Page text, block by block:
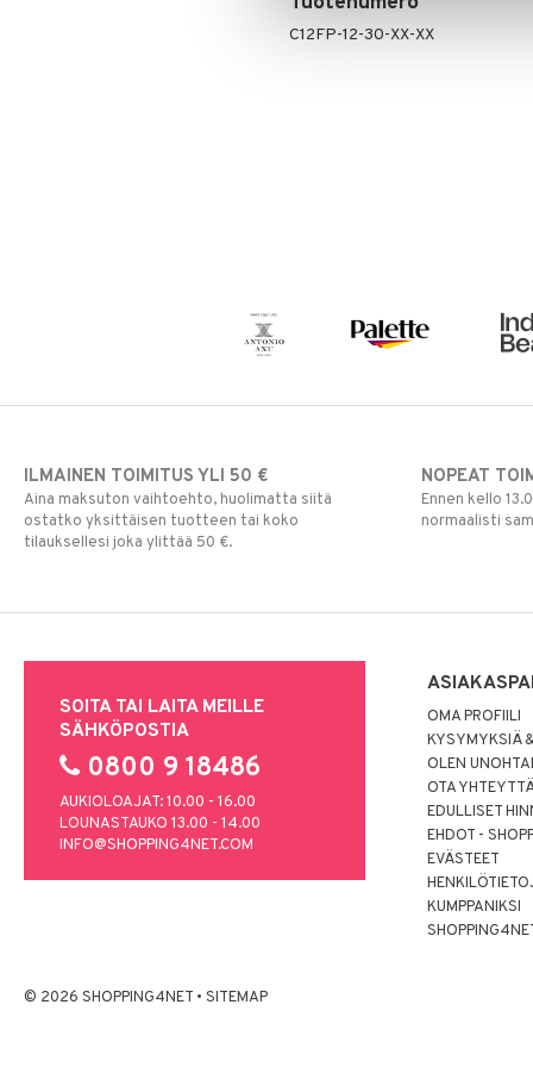
C12FP-12-30-XX-XX
ILMAINEN TOIMITUS YLI 50 €
Aina maksuton vaihtoehto, huolimatta siitä
ostatko yksittäisen tuotteen tai koko
tilauksellesi joka ylittää 50 €.
NOPEAT
Ennen kello
normaalisti
SOITA TAI LAITA MEILLE
SÄHKÖPOSTIA
0800 9 18486
AUKIOLOAJAT: 10.00 - 16.00
LOUNASTAUKO 13.00 - 14.00
INFO@SHOPPING4NET.COM
OMA PROFIILI
KYSYMYKSIÄ
OLEN
OTA
EDULLISET
EHDOT -
EVÄSTEET
KUMPPANIKSI
© 2026 SHOPPING4NET • SITEMAP